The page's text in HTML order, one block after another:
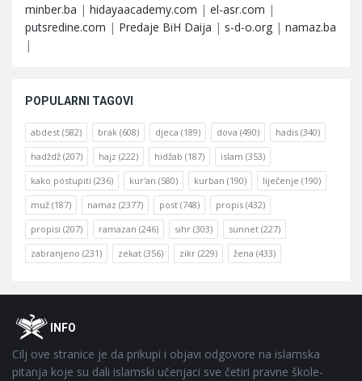
minber.ba | hidayaacademy.com | el-asr.com |
putsredine.com | Predaje BiH Daija | s-d-o.org | namaz.ba
|
POPULARNI TAGOVI
abdest (582) brak (608) djeca (189) dova (490) hadis (340)
hadždž (207) hajz (222) hidžab (187) islam (353)
kako postupiti (236) kur'an (580) kurban (190) liječenje (190)
muž (187) namaz (2377) post (748) propis (432)
propisi (207) ramazan (246) sihr (303) sunnet (227)
zabranjeno (231) zekat (356) zikr (229) žena (433)
FooterOINFO
Cilj ove stranice je da prikupi i objavi odgovore na islamska
pitanja koje su dali islamski učenjaci sve četiri pravne škole-